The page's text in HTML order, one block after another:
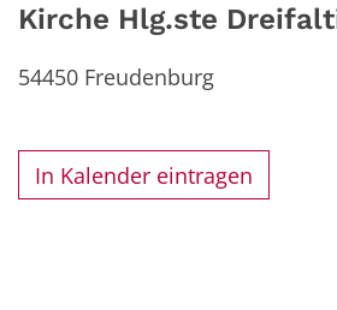
Kirche Hlg.ste
54450 Freudenburg
In Kalender eintragen